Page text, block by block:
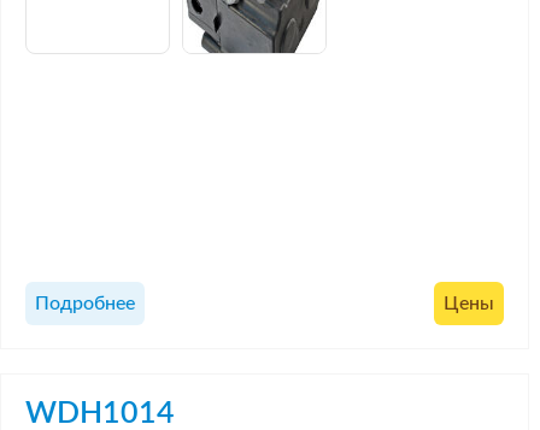
Подробнее Цены
WDH1014